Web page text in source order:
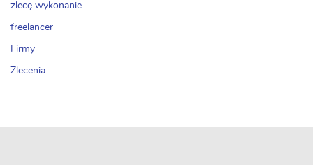
zlecę wykonanie
freelancer
Firmy
Zlecenia